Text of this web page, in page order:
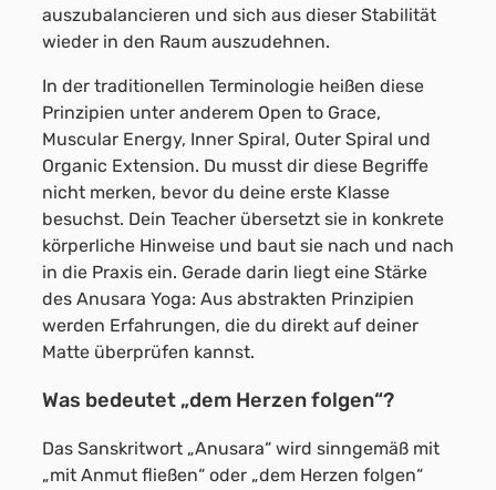
auszubalancieren und sich aus dieser Stabilität
wieder in den Raum auszudehnen.
In der traditionellen Terminologie heißen diese
Prinzipien unter anderem Open to Grace,
Muscular Energy, Inner Spiral, Outer Spiral und
Organic Extension. Du musst dir diese Begriffe
nicht merken, bevor du deine erste Klasse
besuchst. Dein Teacher übersetzt sie in konkrete
körperliche Hinweise und baut sie nach und nach
in die Praxis ein. Gerade darin liegt eine Stärke
des Anusara Yoga: Aus abstrakten Prinzipien
werden Erfahrungen, die du direkt auf deiner
Matte überprüfen kannst.
Was bedeutet „dem Herzen folgen“?
Das Sanskritwort „Anusara“ wird sinngemäß mit
„mit Anmut fließen“ oder „dem Herzen folgen“